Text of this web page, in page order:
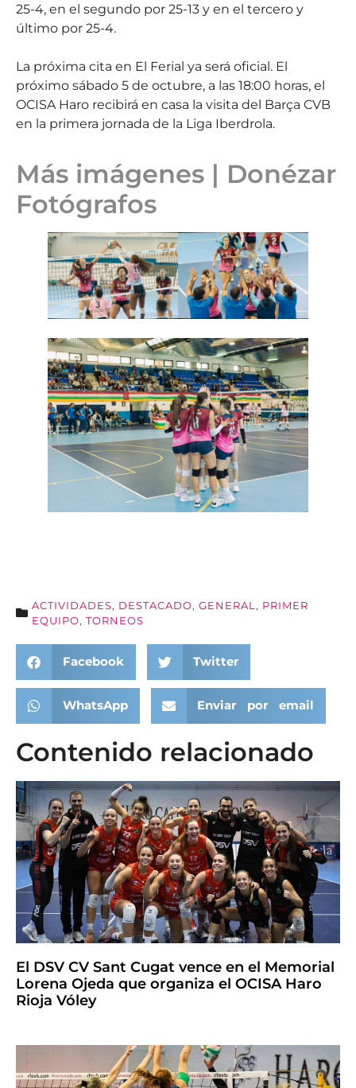
25-4, en el segundo por 25-13 y en el tercero y
último por 25-4.
La próxima cita en El Ferial ya será oficial. El
próximo sábado 5 de octubre, a las 18:00 horas, el
OCISA Haro recibirá en casa la visita del Barça CVB
en la primera jornada de la Liga Iberdrola.
Más imágenes | Donézar
Fotógrafos
ACTIVIDADES, DESTACADO, GENERAL , PRIMER
EQUIPO, TORNEOS
Facebook Twitter
WhatsApp Enviar por email
Contenido relacionado
El DSV CV Sant Cugat vence en el Memorial
Lorena Ojeda que organiza el OCISA Haro
Rioja Vóley